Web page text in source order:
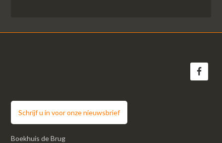
Schrijf u in voor onze nieuwsbrief
Boekhuis de Brug